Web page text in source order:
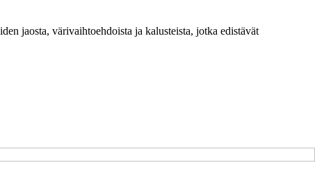
jaosta, värivaihtoehdoista ja kalusteista, jotka edistävät